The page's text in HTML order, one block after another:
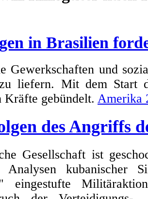
in Brasilien
Gewerkschaften und
liefern. Mit dem Start
Kräfte gebündelt. Amerika
des Angriffs
Gesellschaft ist
Analysen kubanischer
eingestufte